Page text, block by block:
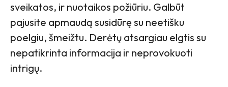
sveikatos, ir nuotaikos požiūriu. Galbūt
pajusite apmaudą susidūrę su neetišku
poelgiu, šmeižtu. Derėtų atsargiau elgtis su
nepatikrinta informacija ir neprovokuoti
intrigų.